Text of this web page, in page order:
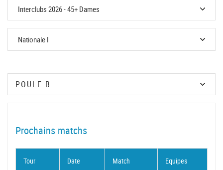
Prochains matchs
Tour Date Match Equipes